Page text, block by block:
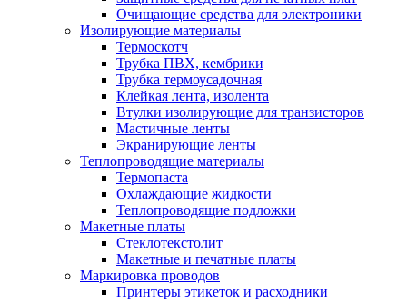
Очищающие средства для электроники
Изолирующие материалы
Термоскотч
Трубка ПВХ, кембрики
Трубка термоусадочная
Клейкая лента, изолента
Втулки изолирующие для транзисторов
Мастичные ленты
Экранирующие ленты
Теплопроводящие материалы
Термопаста
Охлаждающие жидкости
Теплопроводящие подложки
Макетные платы
Стеклотекстолит
Макетные и печатные платы
Маркировка проводов
Принтеры этикеток и расходники